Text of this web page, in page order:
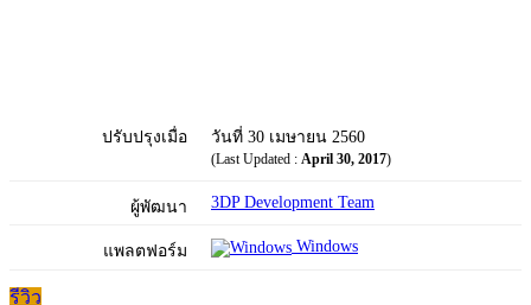
ปรับปรุงเมื่อ วันที่ 30 เมษายน 2560
(Last Updated : April 30, 2017)
ผู้พัฒนา 3DP Development Team
แพลตฟอร์ม Windows
รีวิว